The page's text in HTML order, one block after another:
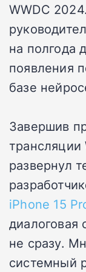
WWDC
на полгода
появления
базе
Завершив
трансляции
развернул
iPhone 15
диалоговая
не сразу.
системный